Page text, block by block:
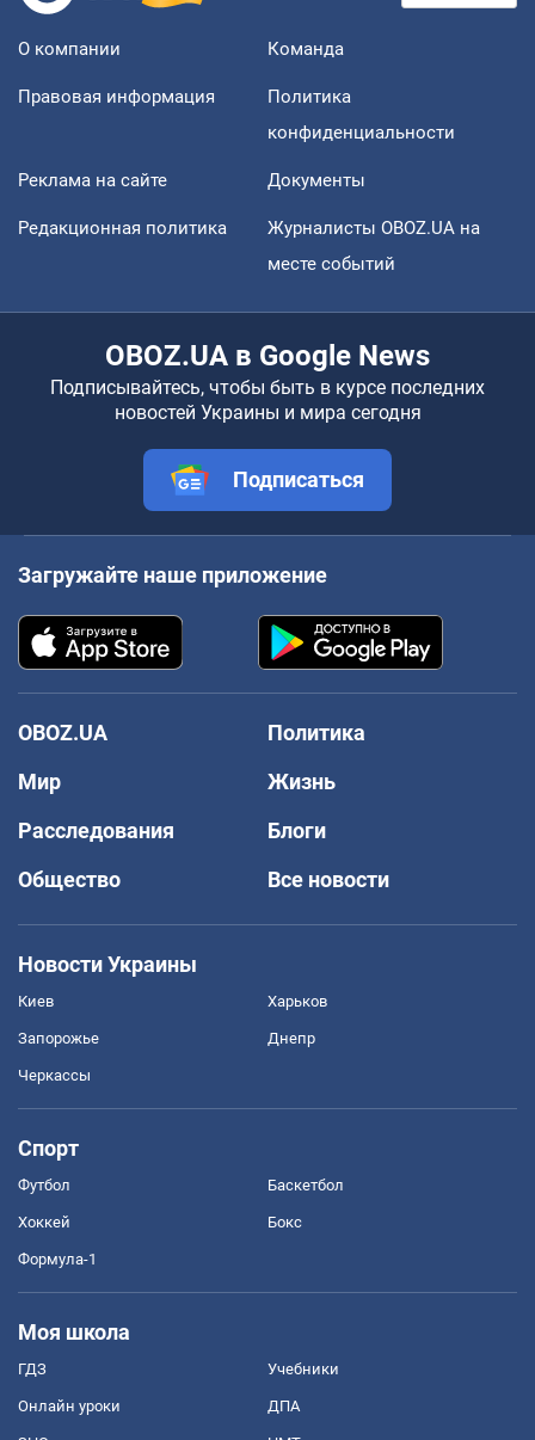
О компании Команда
Правовая информация
Политика
конфиденциальности
Реклама на сайте Документы
Редакционная политика
Журналисты OBOZ.UA на
месте событий
OBOZ.UA в Google News
Подписывайтесь, чтобы быть в курсе последних
новостей Украины и мира сегодня
Подписаться
Загружайте наше приложение
OBOZ.UA
Политика
Мир
Жизнь
Расследования
Блоги
Общество
Все новости
Новости Украины
Киев Харьков
Запорожье Днепр
Черкассы
Спорт
Футбол Баскетбол
Хоккей Бокс
Формула-1
Моя школа
ГДЗ Учебники
Онлайн уроки ДПА